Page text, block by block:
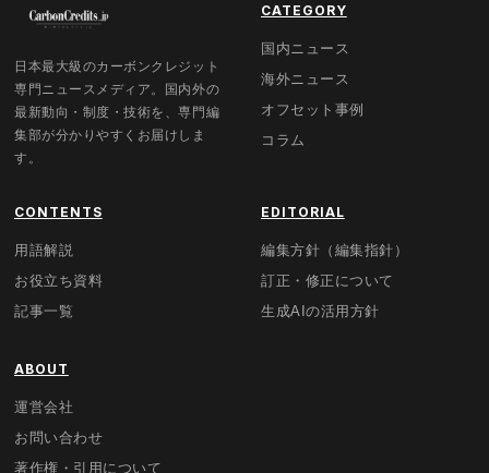
日本最大級のカーボンクレジット
専門ニュースメディア。国内外の
最新動向・制度・技術を、専門編
集部が分かりやすくお届けしま
す。
CATEGORY
国内ニュース
海外ニュース
オフセット事例
コラム
CONTENTS
用語解説
お役立ち資料
記事一覧
EDITORIAL
編集方針（編集指針）
訂正・修正について
生成AIの活用方針
ABOUT
運営会社
お問い合わせ
著作権・引用について